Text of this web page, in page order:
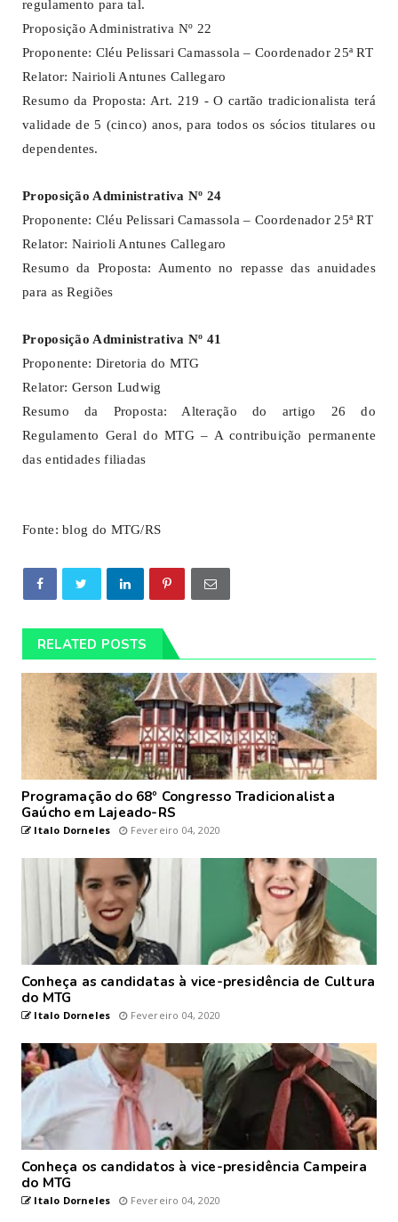
regulamento para tal.
Proposição Administrativa Nº 22
Proponente: Cléu Pelissari Camassola – Coordenador 25ª RT
Relator: Nairioli Antunes Callegaro
Resumo da Proposta: Art. 219 - O cartão tradicionalista terá
validade de 5 (cinco) anos, para todos os sócios titulares ou
dependentes.
Proposição Administrativa Nº 24
Proponente: Cléu Pelissari Camassola – Coordenador 25ª RT
Relator: Nairioli Antunes Callegaro
Resumo da Proposta: Aumento no repasse das anuidades
para as Regiões
Proposição Administrativa Nº 41
Proponente: Diretoria do MTG
Relator: Gerson Ludwig
Resumo da Proposta: Alteração do artigo 26 do
Regulamento Geral do MTG – A contribuição permanente
das entidades filiadas
Fonte: blog do MTG/RS
RELATED POSTS
Programação do 68º Congresso Tradicionalista
Gaúcho em Lajeado-RS
Italo Dorneles Fevereiro 04, 2020
Conheça as candidatas à vice-presidência de Cultura
do MTG
Italo Dorneles Fevereiro 04, 2020
Conheça os candidatos à vice-presidência Campeira
do MTG
Italo Dorneles Fevereiro 04, 2020